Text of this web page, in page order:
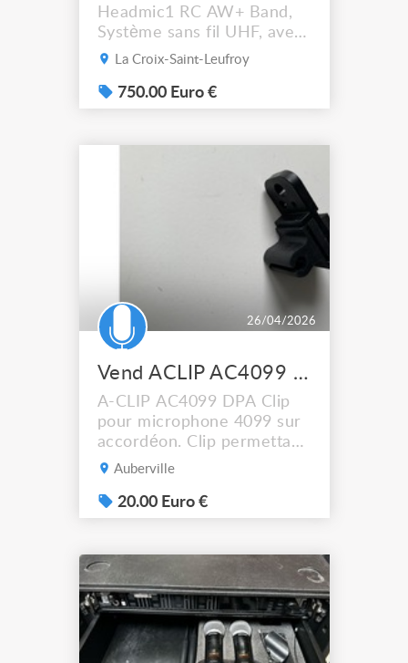
Headmic1 RC AW+ Band,
Système sans fil UHF, avec
émetteur de poche SK
La Croix-Saint-Leufroy
750.00 Euro €
26/04/2026
Vend ACLIP AC4099 DPA pour accordéon et microphone 4099
A-CLIP AC4099 DPA Clip
pour microphone 4099 sur
accordéon. Clip permettant
de monter un microphone
accordéon. Le clip micro
peut être fixé de façon
à l'aide de vis. Parfait état,
neuf.
Auberville
20.00 Euro €